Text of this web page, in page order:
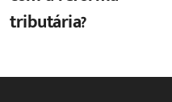
tributária?